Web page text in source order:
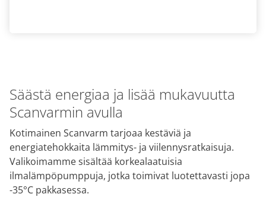
Säästä energiaa ja lisää mukavuutta
Scanvarmin avulla
Kotimainen Scanvarm tarjoaa kestäviä ja
energiatehokkaita lämmitys- ja viilennysratkaisuja.
Valikoimamme sisältää korkealaatuisia
ilmalämpöpumppuja, jotka toimivat luotettavasti jopa
-35°C pakkasessa.